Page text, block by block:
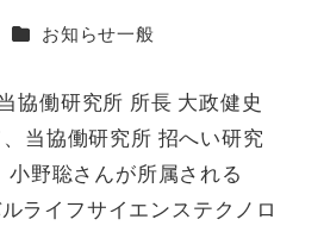
カテゴリー
お知らせ一般
協働研究所 所長 大政健史
当協働研究所 招へい研究
小野聡さんが所属される
ライフサイエンステクノロ